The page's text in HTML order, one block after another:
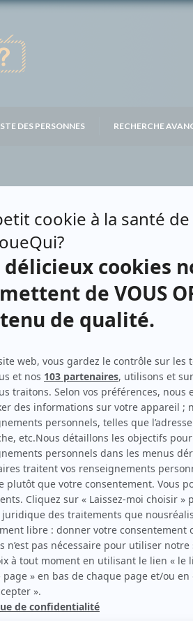
DES PERSONNES RECHERCHE
Personnages
FranCoeur(Émilie Drolet